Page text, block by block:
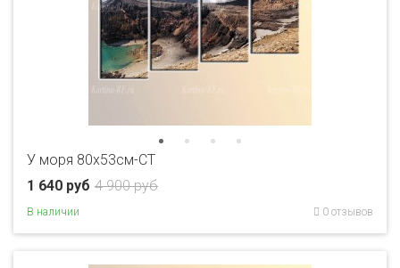
У моря 80x53см-CT
4 900 руб
1 640 руб
В наличии 0 отзывов